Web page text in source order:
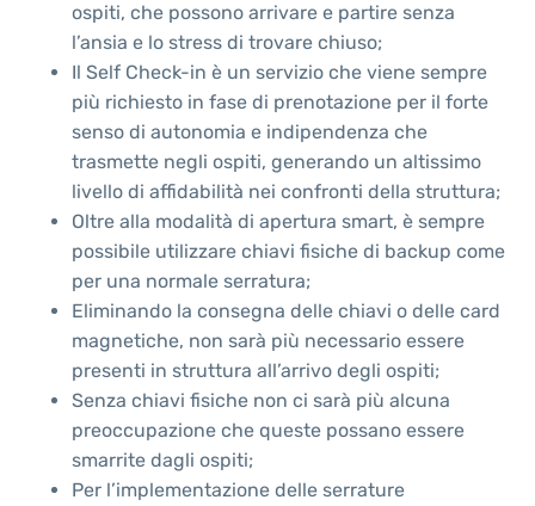
ospiti, che possono arrivare e partire senza
l’ansia e lo stress di trovare chiuso;
Il Self Check-in è un servizio che viene sempre
più richiesto in fase di prenotazione per il forte
senso di autonomia e indipendenza che
trasmette negli ospiti, generando un altissimo
livello di affidabilità nei confronti della struttura;
Oltre alla modalità di apertura smart, è sempre
possibile utilizzare chiavi fisiche di backup come
per una normale serratura;
Eliminando la consegna delle chiavi o delle card
magnetiche, non sarà più necessario essere
presenti in struttura all’arrivo degli ospiti;
Senza chiavi fisiche non ci sarà più alcuna
preoccupazione che queste possano essere
smarrite dagli ospiti;
Per l’implementazione delle serrature